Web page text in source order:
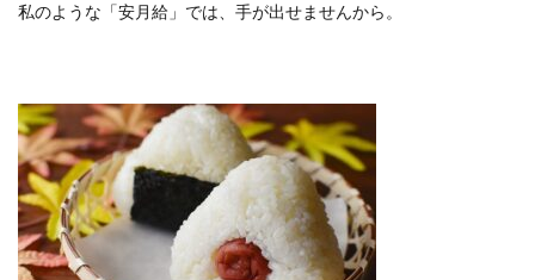
私のような「安月給」では、手が出せませんから。